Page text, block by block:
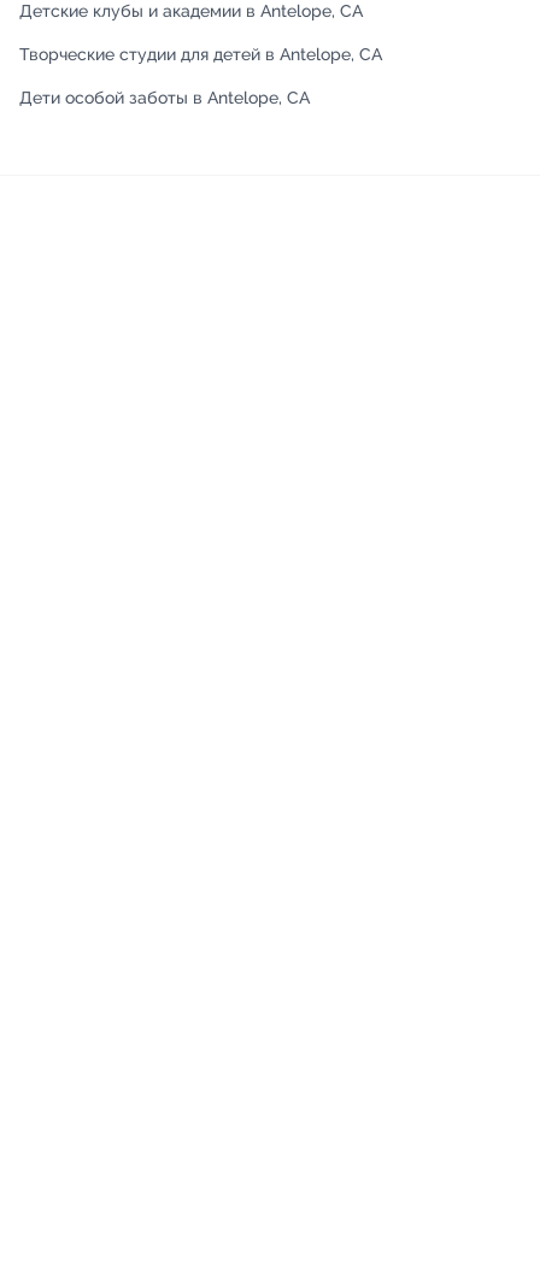
Детские клубы и академии в Antelope, CA
Творческие студии для детей в Antelope, CA
Дети особой заботы в Antelope, CA